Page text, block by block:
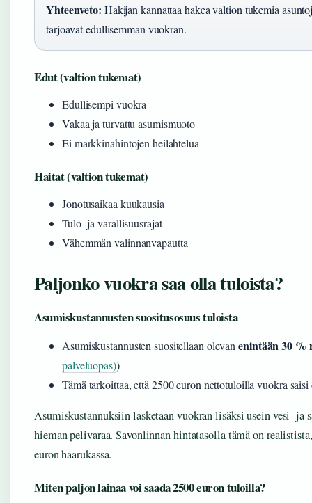
Yhteenveto: Hakijan kannattaa hakea valtion tukemia
tarjoavat edullisemman vuokran.
Edut (valtion tukemat)
Edullisempi vuokra
Vakaa ja turvattu asumismuoto
Ei markkinahintojen heilahtelua
Haitat (valtion tukemat)
Jonotusaikaa kuukausia
Tulo- ja varallisuusrajat
Vähemmän valinnanvapautta
Paljonko vuokra saa olla tuloista?
Asumiskustannusten suositusosuus tuloista
Asumiskustannusten suositellaan olevanenintään 30 %
palveluopas))
Tämä tarkoittaa, että 2500 euron nettotuloilla vuokra
Asumiskustannuksiin lasketaan vuokran lisäksi usein vesi- ja
hieman pelivaraa. Savonlinnan hintatasolla tämä on
euron haarukassa.
Miten paljon lainaa voi saada 2500 euron tuloilla?